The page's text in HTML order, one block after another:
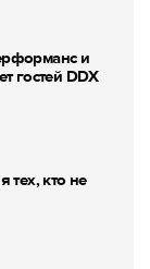
и
гостей DDX
тех, кто не